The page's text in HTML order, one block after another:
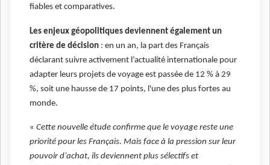
fiables et comparatives.
Les enjeux géopolitiques deviennent également un
critère de décision : en un an, la part des Français
déclarant suivre activement l’actualité internationale pour
adapter leurs projets de voyage est passée de 12 % à 29
%, soit une hausse de 17 points, l'une des plus fortes au
monde.
« Cette nouvelle étude confirme que le voyage reste une
priorité pour les Français. Mais face à la pression sur leur
pouvoir d’achat, ils deviennent plus sélectifs et